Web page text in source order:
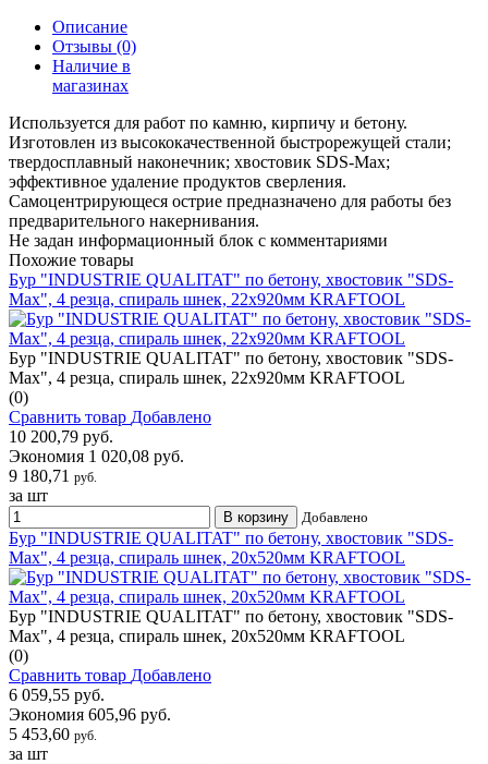
Описание
Отзывы (0)
Наличие в
магазинах
Используется для работ по камню, кирпичу и бетону.
Изготовлен из высококачественной быстрорежущей стали;
твердосплавный наконечник; хвостовик SDS-Max;
эффективное удаление продуктов сверления.
Самоцентрирующеся острие предназначено для работы без
предварительного накернивания.
Не задан информационный блок с комментариями
Похожие товары
Бур "INDUSTRIE QUALITAT" по бетону, хвостовик "SDS-
Max", 4 резца, спираль шнек, 22х920мм KRAFTOOL
Бур "INDUSTRIE QUALITAT" по бетону, хвостовик "SDS-
Max", 4 резца, спираль шнек, 22х920мм KRAFTOOL
(0)
Сравнить товар Добавлено
10 200,79 руб.
Экономия 1 020,08 руб.
9 180,71 руб.
за шт
В корзину Добавлено
Бур "INDUSTRIE QUALITAT" по бетону, хвостовик "SDS-
Max", 4 резца, спираль шнек, 20х520мм KRAFTOOL
Бур "INDUSTRIE QUALITAT" по бетону, хвостовик "SDS-
Max", 4 резца, спираль шнек, 20х520мм KRAFTOOL
(0)
Сравнить товар Добавлено
6 059,55 руб.
Экономия 605,96 руб.
5 453,60 руб.
за шт